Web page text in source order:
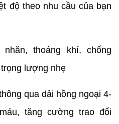
độ theo nhu cầu của bạn
thoáng khí, chống
lượng nhẹ
qua dải hồng ngoại 4-
tăng cường trao đổi